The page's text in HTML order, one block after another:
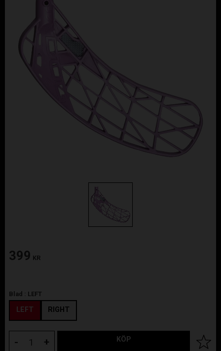
399 KR
Blad : LEFT
LEFT RIGHT
+
- KÖP Lägg